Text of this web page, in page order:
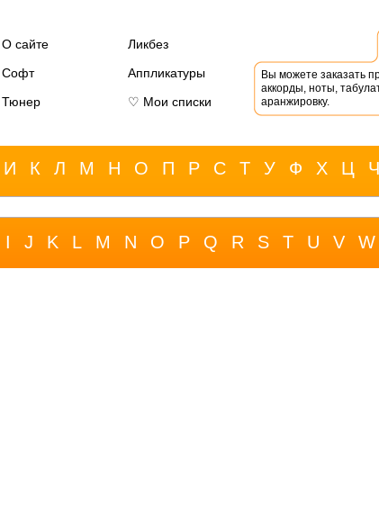
О сайте
Ликбез
Софт
Аппликатуры
Тюнер
♡ Мои списки
Вы можете заказать
аккорды, ноты,
аранжировку.
И К Л М Н О П Р С Т У Ф Х Ц Ч
I J K L M N O P Q R S T U V W